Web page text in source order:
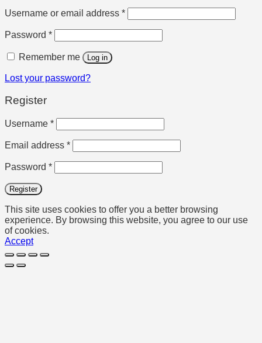
Username or email address *Required
Password *Required
Remember me Log in
Lost your password?
Register
Username *Required
Email address *Required
Password *Required
Register
This site uses cookies to offer you a better browsing
experience. By browsing this website, you agree to our use
of cookies.
Accept